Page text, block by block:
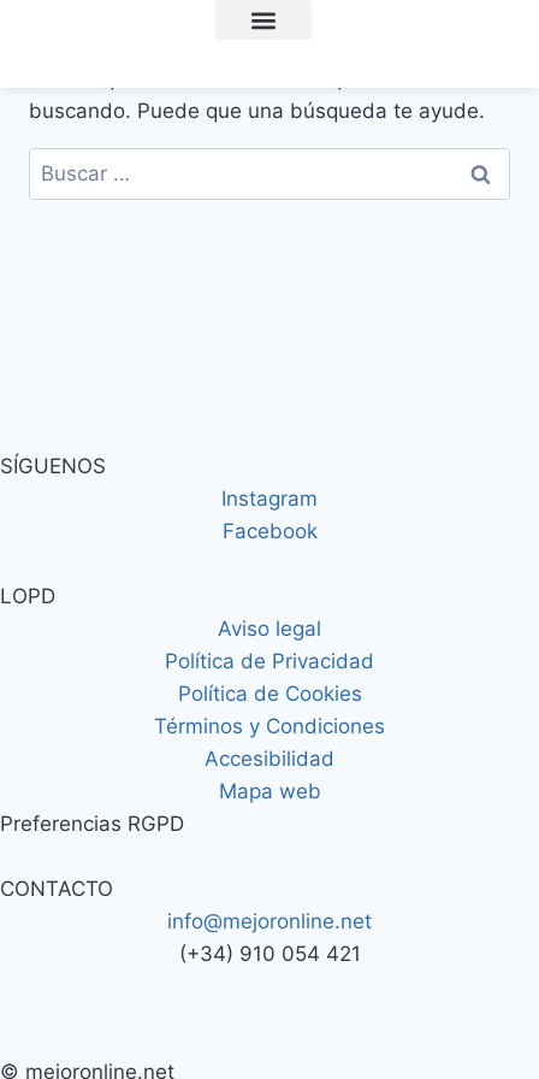
buscando. Puede que una búsqueda te ayude.
SÍGUENOS
Instagram
Facebook
LOPD
Aviso legal
Política de Privacidad
Política de Cookies
Términos y Condiciones
Accesibilidad
Mapa web
Preferencias RGPD
CONTACTO
info@mejoronline.net
(+34) 910 054 421
© mejoronline.net